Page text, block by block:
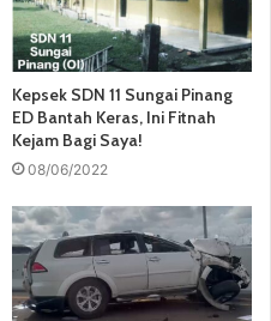
Kepsek SDN 11 Sungai Pinang
ED Bantah Keras, Ini Fitnah
Kejam Bagi Saya!
08/06/2022